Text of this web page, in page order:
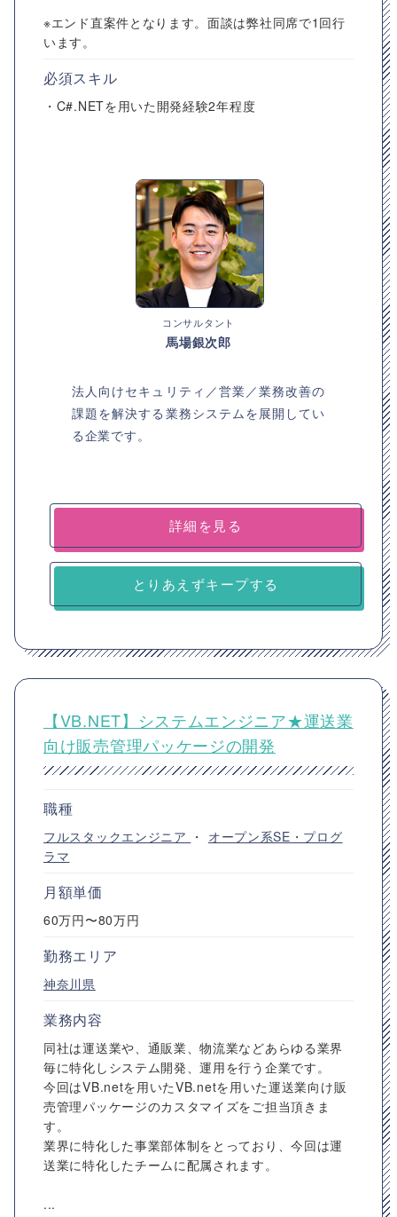
※エンド直案件となります。面談は弊社同席で1回行
います。
必須スキル
・C#.NETを用いた開発経験2年程度
コンサルタント
馬場銀次郎
法人向けセキュリティ／営業／業務改善の
課題を解決する業務システムを展開してい
る企業です。
詳細を見る
とりあえずキープする
【VB.NET】システムエンジニア★運送業
向け販売管理パッケージの開発
職種
フルスタックエンジニア ・ オープン系SE・プログ
ラマ
月額単価
60万円〜80万円
勤務エリア
神奈川県
業務内容
同社は運送業や、通販業、物流業などあらゆる業界
毎に特化しシステム開発、運用を行う企業です。
今回はVB.netを用いたVB.netを用いた運送業向け販
売管理パッケージのカスタマイズをご担当頂きま
す。
業界に特化した事業部体制をとっており、今回は運
送業に特化したチームに配属されます。
...